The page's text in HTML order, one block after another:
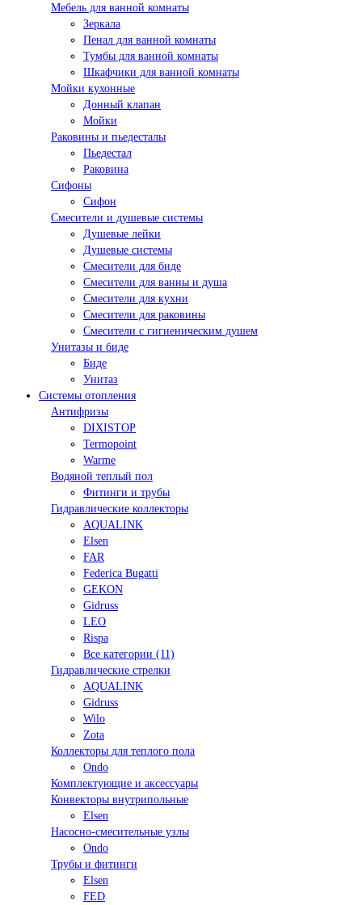
Мебель для ванной комнаты
Зеркала
Пенал для ванной комнаты
Тумбы для ванной комнаты
Шкафчики для ванной комнаты
Мойки кухонные
Донный клапан
Мойки
Раковины и пьедесталы
Пьедестал
Раковина
Сифоны
Сифон
Смесители и душевые системы
Душевые лейки
Душевые системы
Смесители для биде
Смесители для ванны и душа
Смесители для кухни
Смесители для раковины
Смесители с гигиеническим душем
Унитазы и биде
Биде
Унитаз
Системы отопления
Антифризы
DIXISTOP
Termopoint
Warme
Водяной теплый пол
Фитинги и трубы
Гидравлические коллекторы
AQUALINK
Elsen
FAR
Federica Bugatti
GEKON
Gidruss
LEO
Rispa
Все категории (11)
Гидравлические стрелки
AQUALINK
Gidruss
Wilo
Zota
Коллекторы для теплого пола
Ondo
Комплектующие и аксессуары
Конвекторы внутрипольные
Elsen
Насосно-смесительные узлы
Ondo
Трубы и фитинги
Elsen
FED